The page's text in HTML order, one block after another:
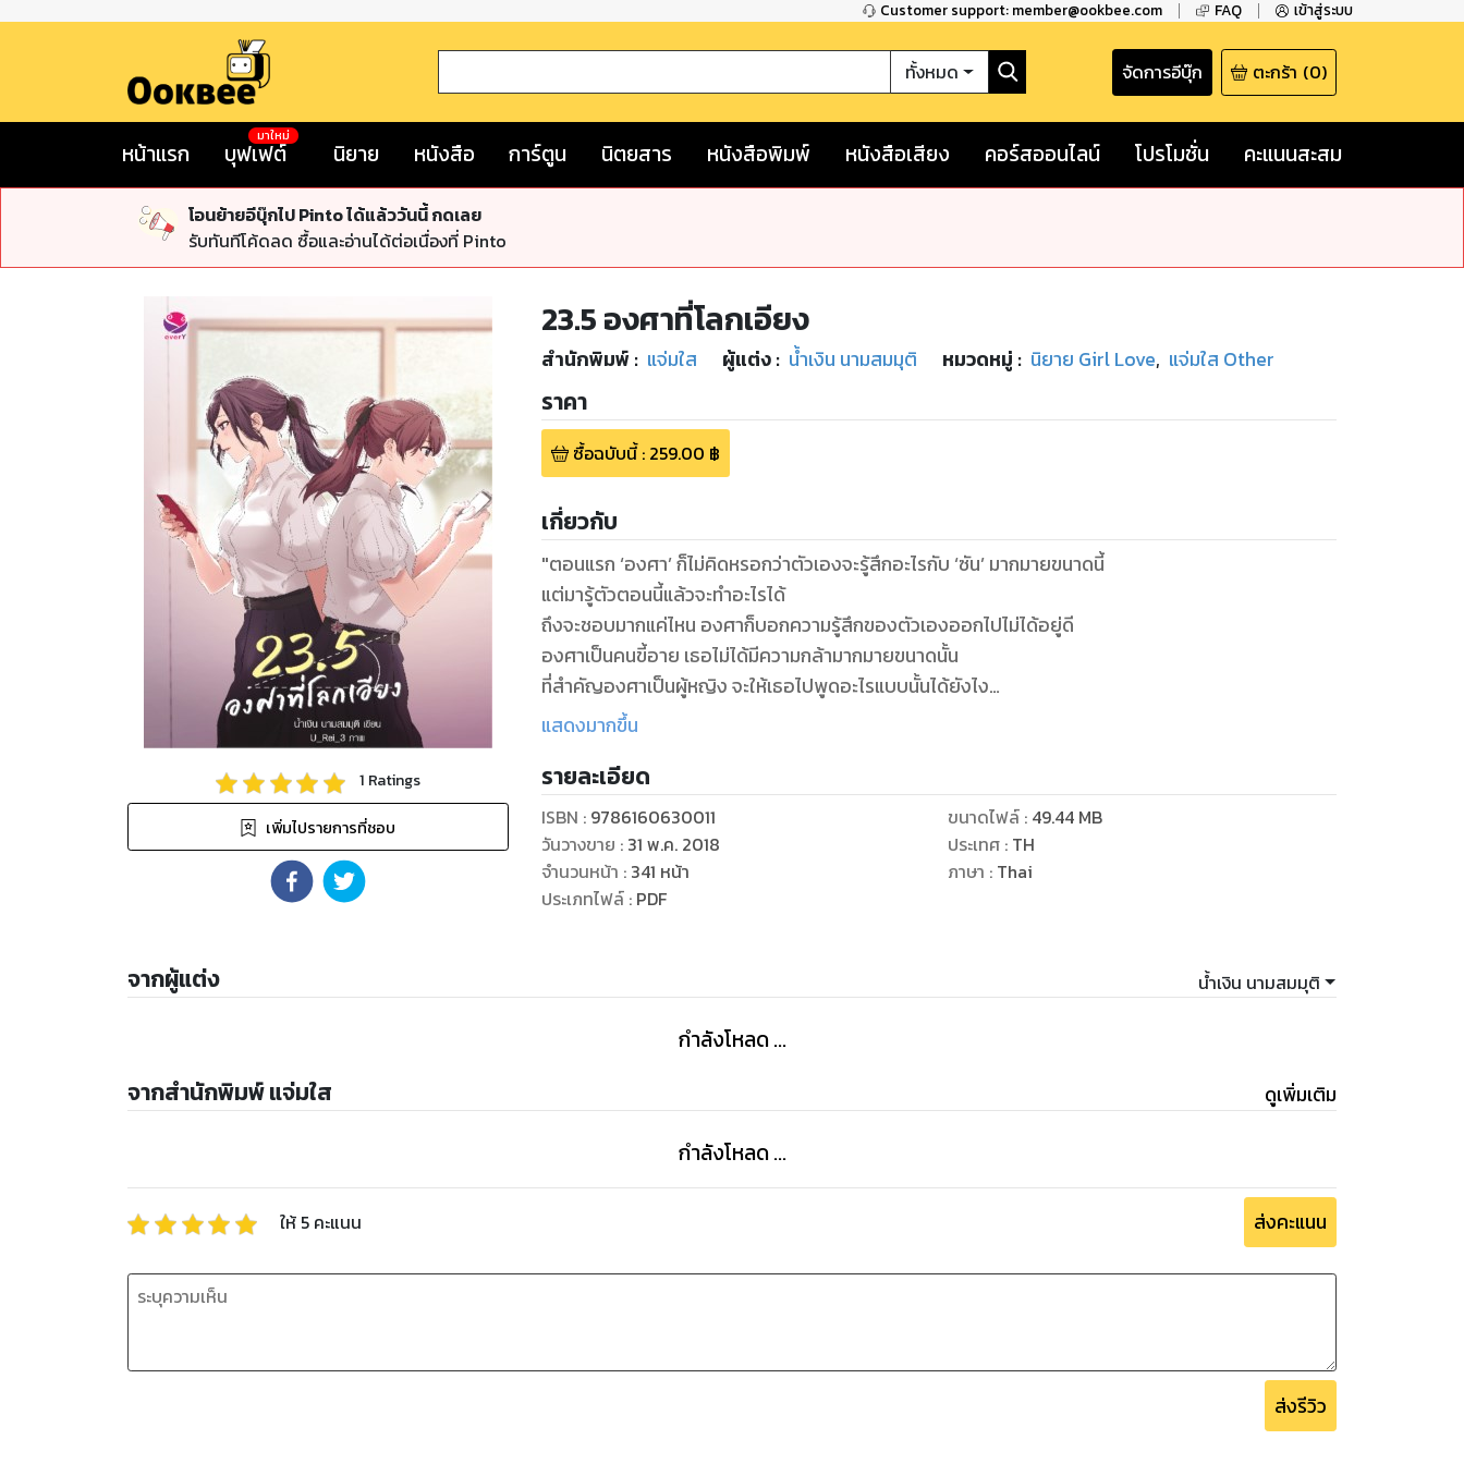
Customer support: member@ookbee.com FAQ เข้าสู่ระบบ
ทั้งหมด จัดการอีบุ๊ก ตะกร้า (0)
หน้าแรก บุฟเฟต์
มาใหม่
นิยาย หนังสือ การ์ตูน นิตยสาร หนังสือพิมพ์ หนังสือเสียง คอร์สออนไลน์ โปรโมชั่น คะแนนสะสม
โอนย้ายอีบุ๊กไป Pinto ได้แล้ววันนี้ กดเลย
รับทันทีโค้ดลด ซื้อและอ่านได้ต่อเนื่องที่ Pinto
1 Ratings
เพิ่มไปรายการที่ชอบ
23.5 องศาที่โลกเอียง
สำนักพิมพ์ : แจ่มใส ผู้แต่ง : น้ำเงิน นามสมมุติ หมวดหมู่ : นิยาย Girl Love, แจ่มใส Other
ราคา
ซื้อฉบับนี้: 259.00 ฿
เกี่ยวกับ
"ตอนแรก ‘องศา’ ก็ไม่คิดหรอกว่าตัวเองจะรู้สึกอะไรกับ ‘ซัน’ มากมายขนาดนี้
แต่มารู้ตัวตอนนี้แล้วจะทำอะไรได้
ถึงจะชอบมากแค่ไหน องศาก็บอกความรู้สึกของตัวเองออกไปไม่ได้อยู่ดี
องศาเป็นคนขี้อาย เธอไม่ได้มีความกล้ามากมายขนาดนั้น
ที่สำคัญองศาเป็นผู้หญิง จะให้เธอไปพูดอะไรแบบนั้นได้ยังไง
ในเมื่อซัน...
แสดงมากขึ้น
รายละเอียด
ISBN : 9786160630011
วันวางขาย : 31 พ.ค. 2018
จำนวนหน้า : 341 หน้า
ประเภทไฟล์: PDF
ขนาดไฟล์: 49.44 MB
ประเทศ : TH
ภาษา : Thai
จากผู้แต่ง น้ำเงิน นามสมมุติ
กำลังโหลด ...
จากสำนักพิมพ์ แจ่มใส ดูเพิ่มเติม
กำลังโหลด ...
ให้ 5 คะแนน ส่งคะแนน
ส่งรีวิว